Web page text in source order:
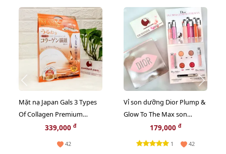
Mặt nạ Japan Gals 3 Types
Of Collagen Premium
chống lão hóa, săn chắc da,
339,000 đ
42
Vỉ son dưỡng Dior Plump &
Glow To The Max son
dưỡng ẩm tăng sắc cho
môi 2in1
179,000 đ
1 42